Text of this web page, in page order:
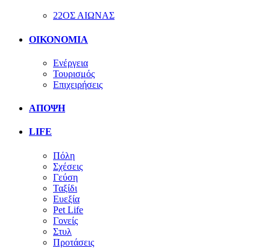
22ΟΣ ΑΙΩΝΑΣ
ΟΙΚΟΝΟΜΙΑ
Ενέργεια
Τουρισμός
Επιχειρήσεις
ΑΠΟΨΗ
LIFE
Πόλη
Σχέσεις
Γεύση
Ταξίδι
Ευεξία
Pet Life
Γονείς
Στυλ
Προτάσεις